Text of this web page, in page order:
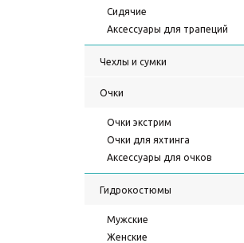
Сидячие
Аксессуары для трапеций
Чехлы и сумки
Очки
Очки экстрим
Очки для яхтинга
Аксессуары для очков
Гидрокостюмы
Мужские
Женские